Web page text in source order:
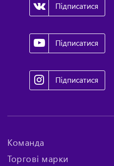
Підписатися
Підписатися
Підписатися
Команда
Торгові марки